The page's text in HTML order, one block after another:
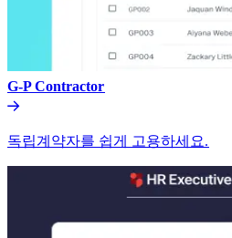
G-P Contractor​​
독립계약자를 쉽게 고용하세요.​​